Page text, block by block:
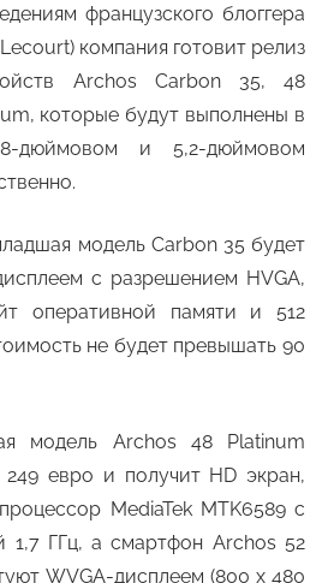
французского блоггера
компания готовит релиз
Archos Carbon 35, 48
которые будут выполнены в
дюймовом и 5,2-дюймовом
модель Carbon 35 будет
с разрешением HVGA,
оперативной памяти и 512
не будет превышать 90
модель Archos 48 Platinum
евро и получит HD экран,
MediaTek MTK6589 с
1,7 ГГц, а смартфон Archos 52
WVGA-дисплеем (800 x 480